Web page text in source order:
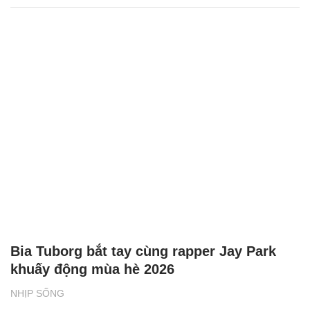
NHỊP SỐNG
Bia Tuborg bắt tay cùng rapper Jay Park
khuấy động mùa hè 2026